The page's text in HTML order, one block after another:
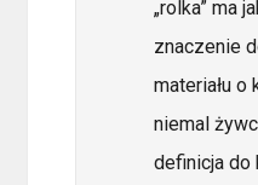
„rolka” ma
znaczenie
materiału o
niemal
definicja do